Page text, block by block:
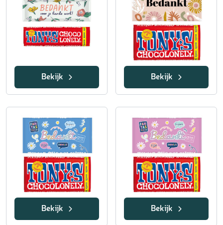
Bekijk Bekijk
Bekijk Bekijk